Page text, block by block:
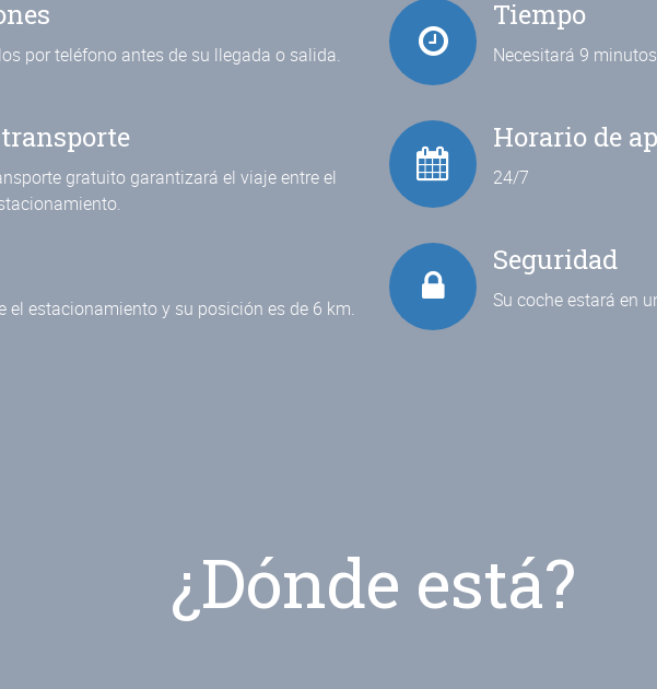
por teléfono antes de su llegada o salida.
gratuito garantizará el viaje entre el
el estacionamiento y su posición es de 6 km.
Tiempo
Necesitará 9
Horario de
24/7
Seguridad
Su coche estará en
¿Dónde está?